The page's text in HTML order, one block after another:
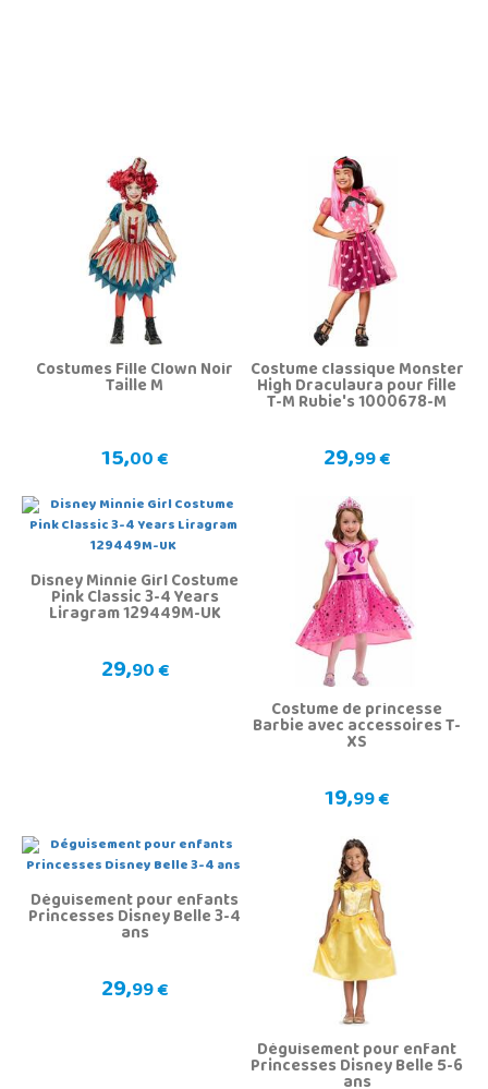
Costumes Fille Clown Noir
Taille M
15,00 €
Costume classique Monster
High Draculaura pour fille
T-M Rubie's 1000678-M
29,99 €
Disney Minnie Girl Costume
Pink Classic 3-4 Years
Liragram 129449M-UK
29,90 €
Costume de princesse
Barbie avec accessoires T-
XS
19,99 €
Déguisement pour enfants
Princesses Disney Belle 3-4
ans
29,99 €
Déguisement pour enfant
Princesses Disney Belle 5-6